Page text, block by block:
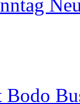
Bodo